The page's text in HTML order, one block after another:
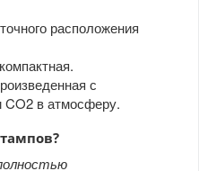
расположения
с
в атмосферу.